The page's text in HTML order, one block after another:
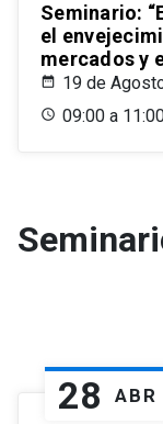
Seminario:
el
mercados y
19 de
09:00 a
28 ABR